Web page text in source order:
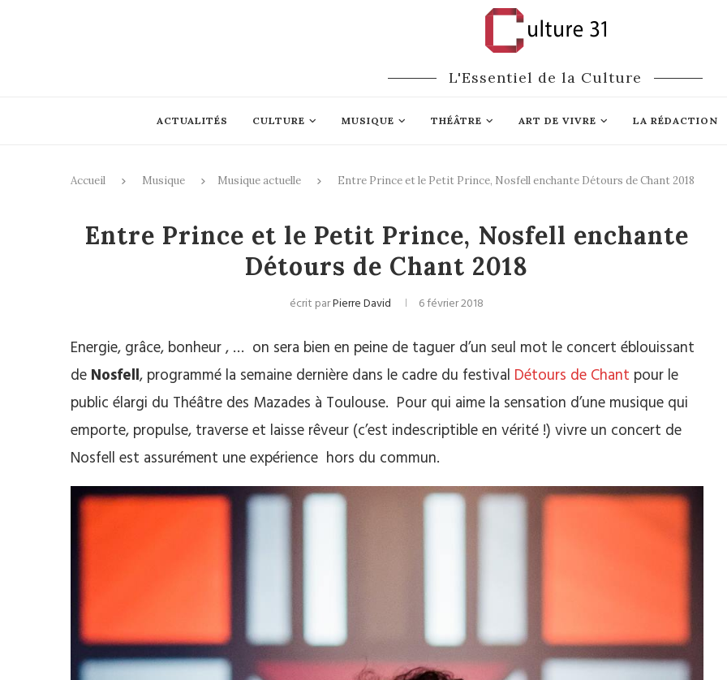
L'Essentiel de la Culture
ACTUALITÉS CULTURE MUSIQUE THÉÂTRE ART DE VIVRE LA RÉDACTION
Accueil Musique Musique actuelle Entre Prince et le Petit Prince, Nosfell enchante Détours de Chant 2018
Entre Prince et le Petit Prince, Nosfell enchante
Détours de Chant 2018
écrit parPierre David 6 février 2018
Energie, grâce, bonheur , … on sera bien en peine de taguer d’un seul mot le concert éblouissant
de Nosfell, programmé la semaine dernière dans le cadre du festival Détours de Chant pour le
public élargi du Théâtre des Mazades à Toulouse. Pour qui aime la sensation d’une musique qui
emporte, propulse, traverse et laisse rêveur (c’est indescriptible en vérité !) vivre un concert de
Nosfell est assurément une expérience hors du commun.